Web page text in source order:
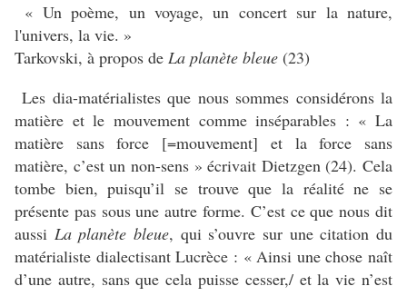
« Un poème, un voyage, un concert sur la nature,
l'univers, la vie. »
Tarkovski, à propos de La planète bleue (23)
Les dia-matérialistes que nous sommes considérons la
matière et le mouvement comme inséparables : « La
matière sans force [=mouvement] et la force sans
matière, c’est un non-sens » écrivait Dietzgen (24). Cela
tombe bien, puisqu’il se trouve que la réalité ne se
présente pas sous une autre forme. C’est ce que nous dit
aussi La planète bleue, qui s’ouvre sur une citation du
matérialiste dialectisant Lucrèce : « Ainsi une chose naît
d’une autre, sans que cela puisse cesser,/ et la vie n’est